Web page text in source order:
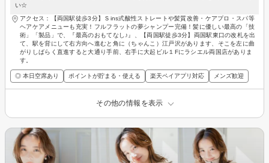
い☆
アクセス：【両国駅徒歩3分】Ｓins式酸性ストレートや髪質改善・ケアプロ・スパ等
ヘアケアメニューも充実！フルフラットの夢シャンプー完備！髪に優しい最高の「技
術」「製品」で、『最高のおもてなし♪』、【両国駅徒歩3分】両国駅東口の改札を出
て、駅を背にして右方向へ進むと角に（ちゃんこ）江戸沢があります、そこを左に曲
がりしばらく直進すると大通り手前、右手に大起ビル１Fにラシエル両国店がありま
す。
◎ 本日空席あり ポイントが貯まる・使える 楽天ペイアプリ対応 メンズ歓迎
その他の情報を表示